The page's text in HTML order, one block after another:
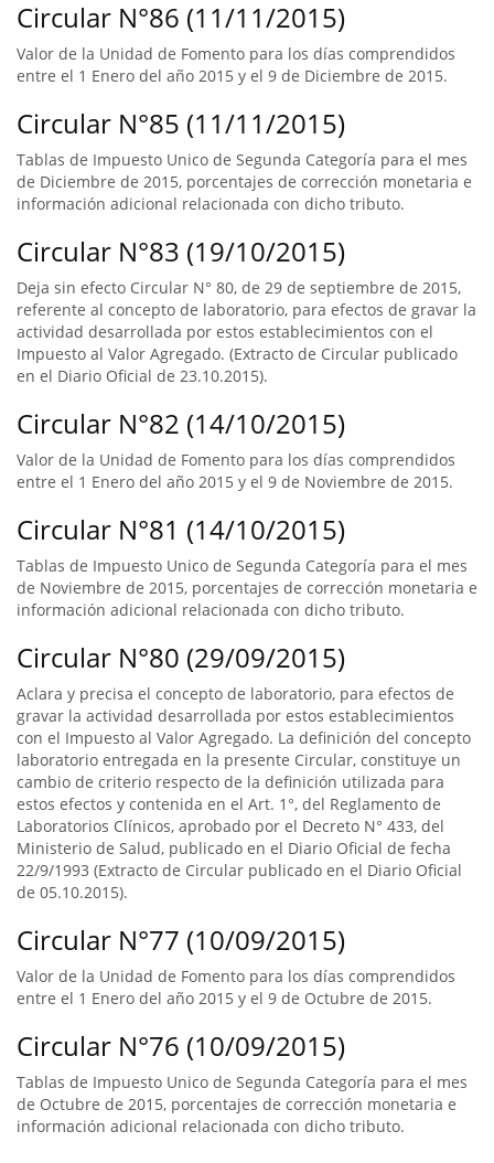
Circular N°86 (11/11/2015)
Valor de la Unidad de Fomento para los días comprendidos
entre el 1 Enero del año 2015 y el 9 de Diciembre de 2015.
Circular N°85 (11/11/2015)
Tablas de Impuesto Unico de Segunda Categoría para el mes
de Diciembre de 2015, porcentajes de corrección monetaria e
información adicional relacionada con dicho tributo.
Circular N°83 (19/10/2015)
Deja sin efecto Circular N° 80, de 29 de septiembre de 2015,
referente al concepto de laboratorio, para efectos de gravar la
actividad desarrollada por estos establecimientos con el
Impuesto al Valor Agregado. (Extracto de Circular publicado
en el Diario Oficial de 23.10.2015).
Circular N°82 (14/10/2015)
Valor de la Unidad de Fomento para los días comprendidos
entre el 1 Enero del año 2015 y el 9 de Noviembre de 2015.
Circular N°81 (14/10/2015)
Tablas de Impuesto Unico de Segunda Categoría para el mes
de Noviembre de 2015, porcentajes de corrección monetaria e
información adicional relacionada con dicho tributo.
Circular N°80 (29/09/2015)
Aclara y precisa el concepto de laboratorio, para efectos de
gravar la actividad desarrollada por estos establecimientos
con el Impuesto al Valor Agregado. La definición del concepto
laboratorio entregada en la presente Circular, constituye un
cambio de criterio respecto de la definición utilizada para
estos efectos y contenida en el Art. 1°, del Reglamento de
Laboratorios Clínicos, aprobado por el Decreto N° 433, del
Ministerio de Salud, publicado en el Diario Oficial de fecha
22/9/1993 (Extracto de Circular publicado en el Diario Oficial
de 05.10.2015).
Circular N°77 (10/09/2015)
Valor de la Unidad de Fomento para los días comprendidos
entre el 1 Enero del año 2015 y el 9 de Octubre de 2015.
Circular N°76 (10/09/2015)
Tablas de Impuesto Unico de Segunda Categoría para el mes
de Octubre de 2015, porcentajes de corrección monetaria e
información adicional relacionada con dicho tributo.